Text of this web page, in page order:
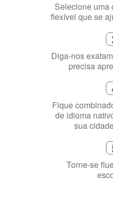
Selecione uma
flexível que se
Diga-nos
precisa
Fique
de idioma
sua
Torne-se